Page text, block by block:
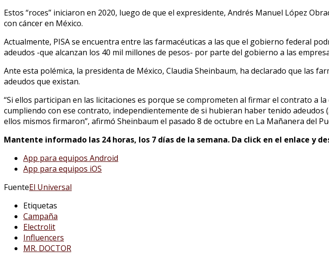
Estos “roces” iniciaron en 2020, luego de que el expresidente, Andrés Manuel López
con cáncer en México.
Actualmente, PISA se encuentra entre las farmacéuticas a las que el gobierno federal
adeudos -que alcanzan los 40 mil millones de pesos- por parte del gobierno a las
Ante esta polémica, la presidenta de México, Claudia Sheinbaum, ha declarado que las
adeudos que existan.
“Si ellos participan en las licitaciones es porque se comprometen al firmar el contrato a
cumpliendo con ese contrato, independientemente de si hubieran haber tenido
ellos mismos firmaron”, afirmó Sheinbaum el pasado 8 de octubre en La Mañanera del
Mantente informado las 24 horas, los 7 días de la semana. Da click en el enlace y
App para equipos Android
App para equipos iOS
FuenteEl Universal
Etiquetas
Campaña
Electrolit
Influencers
MR. DOCTOR